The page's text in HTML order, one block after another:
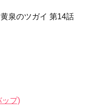
泉のツガイ 第14話
ップ)